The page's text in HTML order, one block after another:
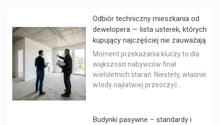
Odbiór techniczny mieszkania od
dewelopera — lista usterek, których
kupujący najczęściej nie zauważają
Moment przekazania kluczy to dla
większości nabywców finał
wieloletnich starań. Niestety, właśnie
wtedy najłatwiej przeoczyć...
Budynki pasywne – standardy i